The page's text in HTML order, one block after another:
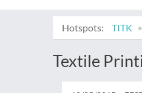
Hotspots: TITK
Textile